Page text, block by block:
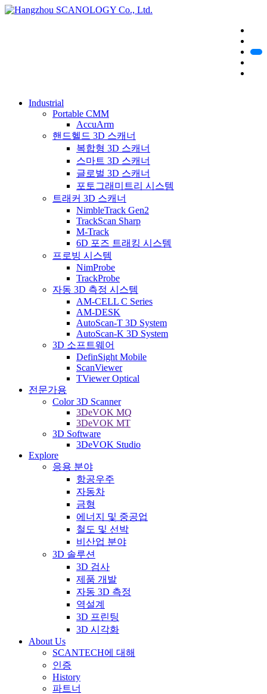
Industrial
Portable CMM
AccuArm
핸드헬드 3D 스캐너
복합형 3D 스캐너
스마트 3D 스캐너
글로벌 3D 스캐너
포토그래미트리 시스템
트래커 3D 스캐너
NimbleTrack Gen2
TrackScan Sharp
M-Track
6D 포즈 트래킹 시스템
프로빙 시스템
NimProbe
TrackProbe
자동 3D 측정 시스템
AM-CELL C Series
AM-DESK
AutoScan-T 3D System
AutoScan-K 3D System
3D 소프트웨어
DefinSight Mobile
ScanViewer
TViewer Optical
전문가용
Color 3D Scanner
3DeVOK MQ
3DeVOK MT
3D Software
3DeVOK Studio
Explore
응용 분야
항공우주
자동차
금형
에너지 및 중공업
철도 및 선박
비산업 분야
3D 솔루션
3D 검사
제품 개발
자동 3D 측정
역설계
3D 프린팅
3D 시각화
About Us
SCANTECH에 대해
인증
History
파트너